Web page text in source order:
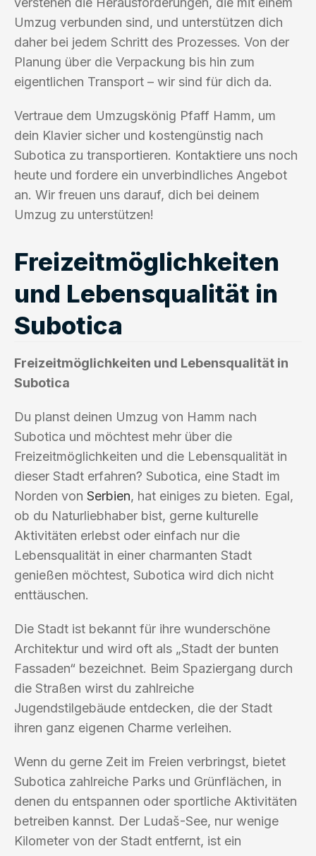
Umzug verbunden sind, und unterstützen dich
daher bei jedem Schritt des Prozesses. Von der
Planung über die Verpackung bis hin zum
eigentlichen Transport – wir sind für dich da.
Vertraue dem Umzugskönig Pfaff Hamm, um
dein Klavier sicher und kostengünstig nach
Subotica zu transportieren. Kontaktiere uns noch
heute und fordere ein unverbindliches Angebot
an. Wir freuen uns darauf, dich bei deinem
Umzug zu unterstützen!
Freizeitmöglichkeiten
und Lebensqualität in
Subotica
Freizeitmöglichkeiten und Lebensqualität in
Subotica
Du planst deinen Umzug von Hamm nach
Subotica und möchtest mehr über die
Freizeitmöglichkeiten und die Lebensqualität in
dieser Stadt erfahren? Subotica, eine Stadt im
Norden von Serbien, hat einiges zu bieten. Egal,
ob du Naturliebhaber bist, gerne kulturelle
Aktivitäten erlebst oder einfach nur die
Lebensqualität in einer charmanten Stadt
genießen möchtest, Subotica wird dich nicht
enttäuschen.
Die Stadt ist bekannt für ihre wunderschöne
Architektur und wird oft als „Stadt der bunten
Fassaden“ bezeichnet. Beim Spaziergang durch
die Straßen wirst du zahlreiche
Jugendstilgebäude entdecken, die der Stadt
ihren ganz eigenen Charme verleihen.
Wenn du gerne Zeit im Freien verbringst, bietet
Subotica zahlreiche Parks und Grünflächen, in
denen du entspannen oder sportliche Aktivitäten
betreiben kannst. Der Ludaš-See, nur wenige
Kilometer von der Stadt entfernt, ist ein